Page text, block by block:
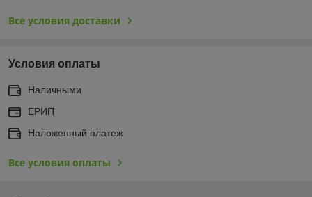
Все условия доставки
Условия оплаты
Наличными
ЕРИП
Наложенный платеж
Все условия оплаты